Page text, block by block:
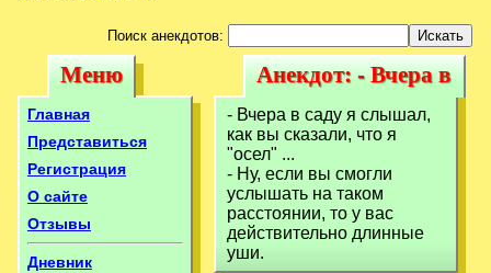
Поиск анекдотов:
Меню
Меню
Главная
Представиться
Регистрация
О сайте
Отзывы
Дневник
Анекдот: - Вчера
в саду я слышал,
Анекдот: - Вчера в
саду я слышал,
- Вчера в саду я слышал,
как вы сказали, что я
"осел" ...
- Ну, если вы смогли
услышать на таком
расстоянии, то у вас
действительно длинные
уши.